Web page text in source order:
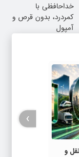
خداحافظی با
کمردرد، بدون قرص و
آمپول
و
›